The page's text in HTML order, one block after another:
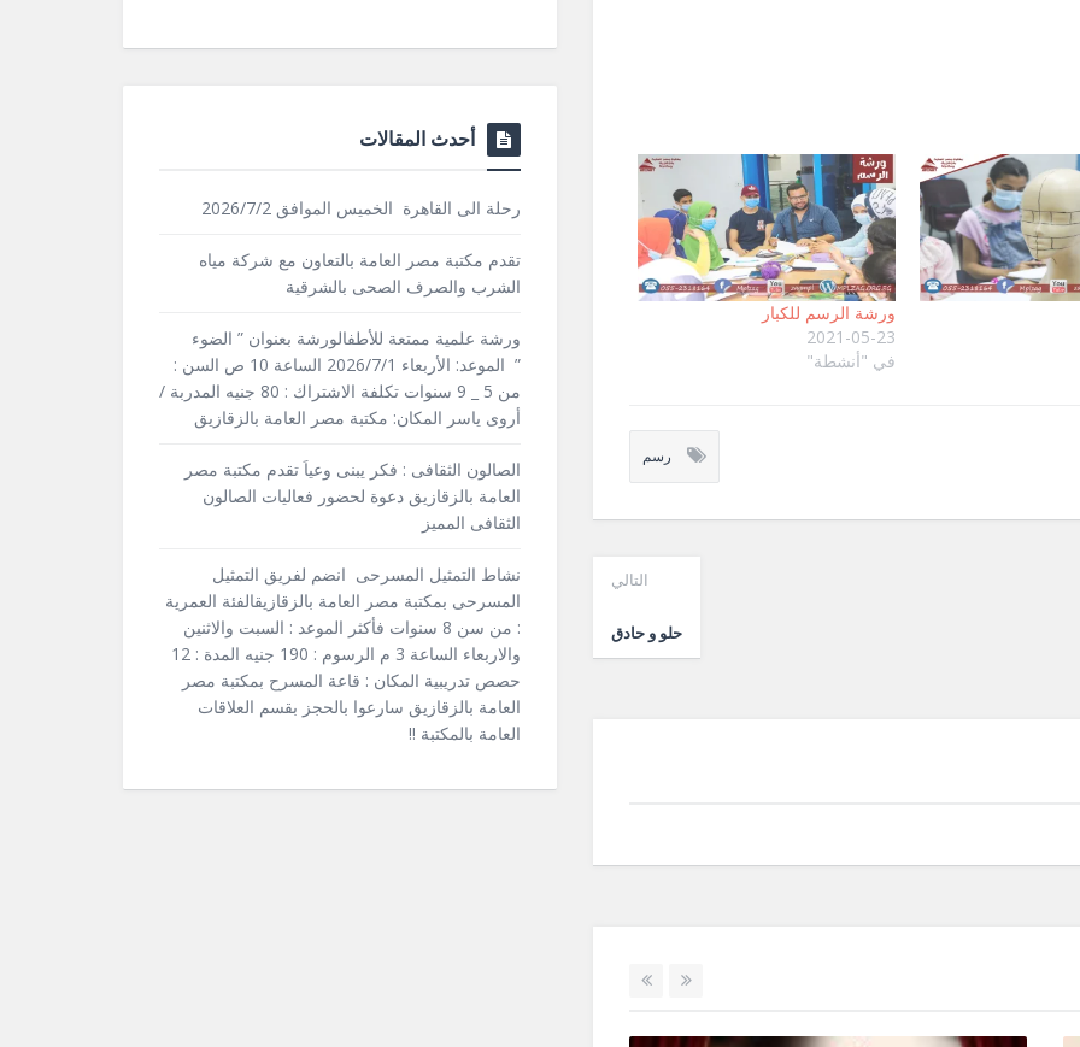
ورشة الرسم للكبار
2021-05-23
في "أنشطة"
رسم
التالي
حلو و حادق
أحدث المقالات
رحلة الى القاهرة الخميس الموافق 2026/7/2
تقدم مكتبة مصر العامة بالتعاون مع شركة مياه
الشرب والصرف الصحى بالشرقية
ورشة علمية ممتعة للأطفالورشة بعنوان ” الضوء
” الموعد: الأربعاء 2026/7/1 الساعة 10 ص السن :
من 5 _ 9 سنوات تكلفة الاشتراك : 80 جنيه المدربة /
أروى ياسر المكان: مكتبة مصر العامة بالزقازيق
الصالون الثقافى : فكر يبنى وعياَ تقدم مكتبة مصر
العامة بالزقازيق دعوة لحضور فعاليات الصالون
الثقافى المميز
نشاط التمثيل المسرحى انضم لفريق التمثيل
المسرحى بمكتبة مصر العامة بالزقازيقالفئة العمرية
: من سن 8 سنوات فأكثر الموعد : السبت والاثنين
والاربعاء الساعة 3 م الرسوم : 190 جنيه المدة : 12
حصص تدريبية المكان : قاعة المسرح بمكتبة مصر
العامة بالزقازيق سارعوا بالحجز بقسم العلاقات
العامة بالمكتبة !!